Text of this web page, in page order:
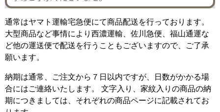
通常はヤマト運輸宅急便にて商品配送を行っております。
大型商品など事情により西濃運輸、佐川急便、福山通運な
ど他の運送便で配送を行うこともございますので、ご了承
願います。
納期は通常、ご注文から７日以内ですが、日数がかかる場
合にはご連絡いたします。 文字入り、家紋入りの商品の納
期につきましては、それぞれの商品ページに記載されてお